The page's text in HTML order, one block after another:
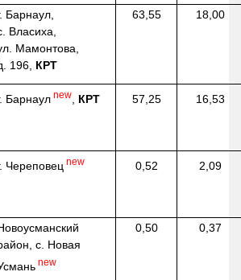
Барнаул,
Власиха,
Мамонтова,
196, КРТ
63,55 18,00
Барнаул new КРТ 57,25 16,53
Череповец new 0,52 2,09
с. Новая
new
0,50 0,37